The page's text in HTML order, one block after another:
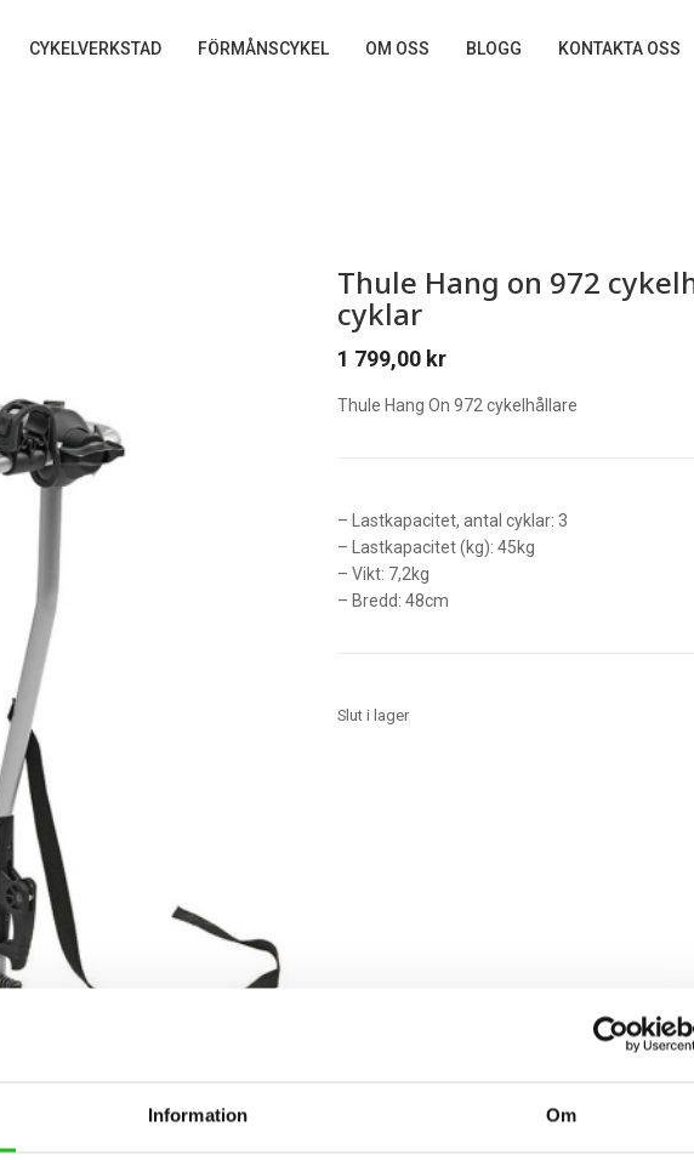
Information Om
CYKELVERKSTAD FÖRMÅNSCYKEL OM OSS BLOGG KONTAKTA OSS
Thule Hang on 972
cyklar
1 799,00 kr
Thule Hang On 972 cykelhållare
– Lastkapacitet, antal cyklar: 3
– Lastkapacitet (kg): 45kg
– Vikt: 7,2kg
– Bredd: 48cm
Slut i lager